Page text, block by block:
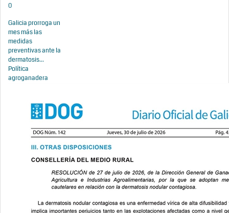
0
Galicia prorroga un
mes más las
medidas
preventivas ante la
dermatosis...
Política
agroganadera